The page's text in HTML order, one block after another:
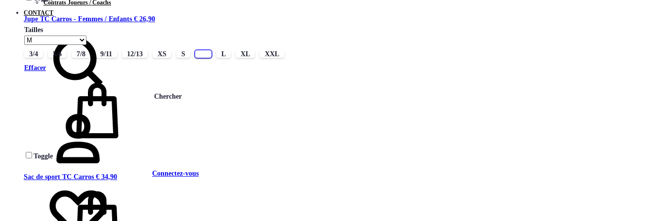
Contrats Joueurs / Coachs
CONTACT
Chercher
Connectez-vous
Jupe TC Carros - Femmes / Enfants € 26,90
Tailles
3/4 5/6 7/8 9/11 12/13 XS S L XL
XXL
Effacer
Toggle
Sac de sport TC Carros € 34,90